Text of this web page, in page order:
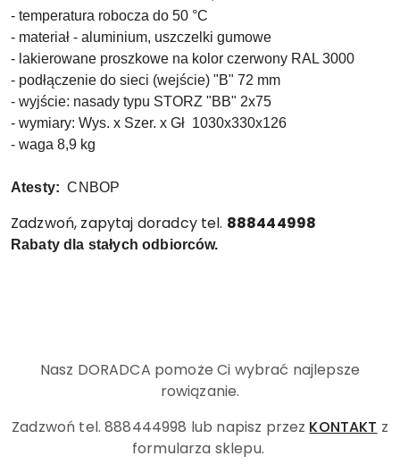
- temperatura robocza do 50 °C
- materiał - aluminium, uszczelki gumowe
- lakierowane proszkowe na kolor czerwony RAL 3000
- podłączenie do sieci (wejście) "B" 72 mm
- wyjście: nasady typu STORZ "BB" 2x75
- wymiary: Wys. x Szer. x Gł 1030x330x126
- waga 8,9 kg
Atesty: CNBOP
Zadzwoń, zapytaj doradcy tel. 888444998
Rabaty dla stałych odbiorców.
Nasz DORADCA pomoże Ci wybrać najlepsze
rowiązanie.
Zadzwoń tel. 888444998 lub napisz przez KONTAKT z
formularza sklepu.